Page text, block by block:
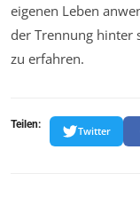
eigenen Leben
der Trennung hinter
zu erfahren.
Teilen:
Twitter